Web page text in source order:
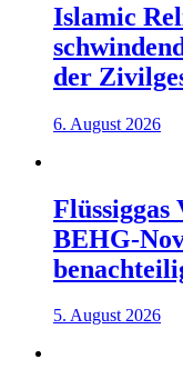
Islamic
der
6. August 2026
BEHG-
5. August 2026